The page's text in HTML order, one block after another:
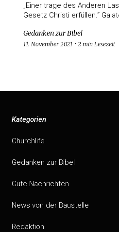
„Einer trage des Anderen
Gesetz Christi erfüllen.“
Gedanken zur Bibel
11. November 2021 2 min Lesezeit
Kategorien
Churchlife
Gedanken zur Bibel
Gute Nachrichten
News von der Baustelle
Redaktion